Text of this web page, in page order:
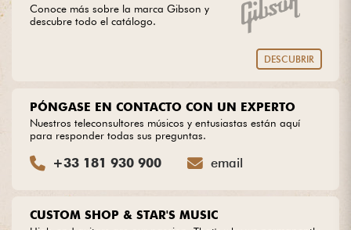
Conoce más sobre la marca Gibson y
descubre todo el catálogo.
DESCUBRIR
CUSTOM SHOP & STAR'S MUSIC
PÓNGASE EN CONTACTO CON UN EXPERTO
Nuestros teleconsultores músicos y entusiastas están aquí
para responder todas sus preguntas.
+33 181 930 900 email